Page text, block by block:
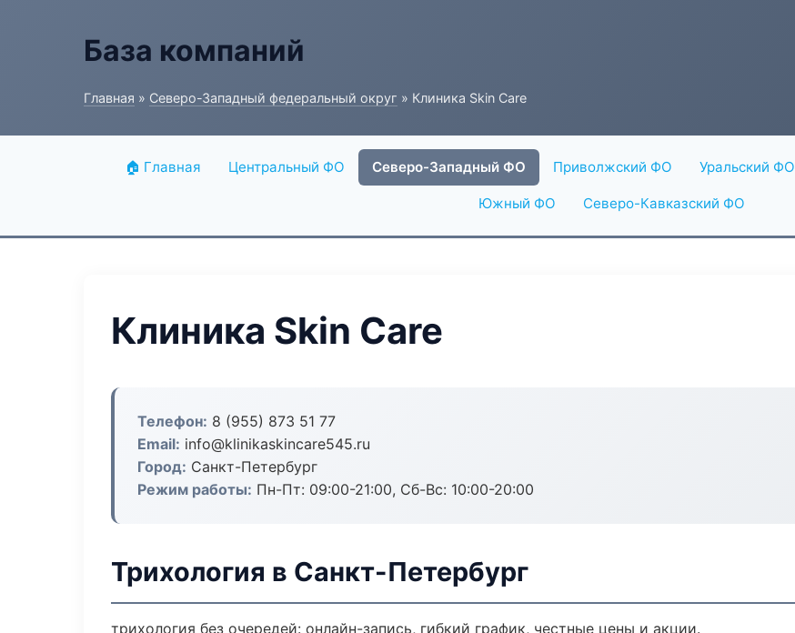
База компаний
Главная » Северо-Западный федеральный округ » Клиника Skin Care
🏠 Главная Центральный ФО Северо-Западный ФО Приволжский ФО Уральский ФО
Южный ФО Северо-Кавказский ФО
Клиника Skin Care
Телефон: 8 (955) 873 51 77
Email: info@klinikaskincare545.ru
Город: Санкт-Петербург
Режим работы: Пн-Пт: 09:00-21:00, Сб-Вс: 10:00-20:00
Трихология в Санкт-Петербург
трихология без очередей: онлайн-запись, гибкий график, честные цены и акции.